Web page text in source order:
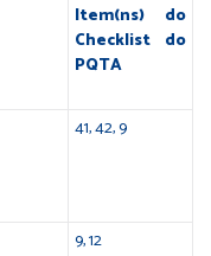
Item(ns) do
Checklist do
PQTA
41, 42, 9
9, 12